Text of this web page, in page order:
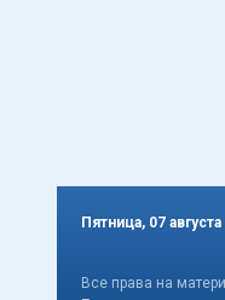
Пятница, 07 августа
Все права на